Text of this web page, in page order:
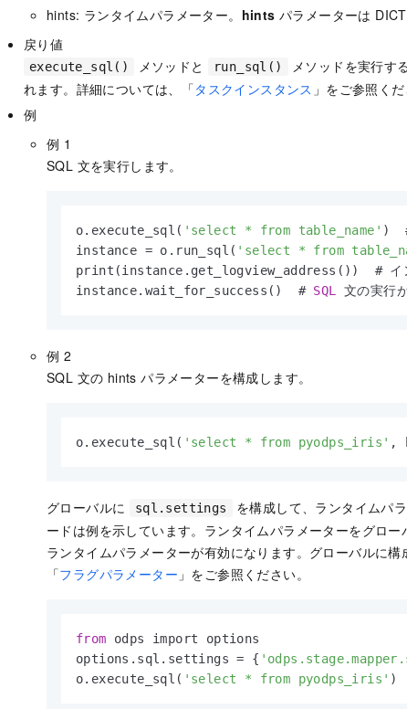
hints: ランタイムパラメーター。 hints パラメーターは DICT
戻り値
execute_sql() メソッドと run_sql()
メソッドを実行す
れます。詳細については、「タスクインスタンス 」をご参照くだ
例
例 1
SQL 文を実行します。
o.execute_sql( 'select * from table_name' )  #
instance = o.run_sql( 'select * from
print(instance.get_logview_address())  # イン
instance.wait_for_success()  # SQL 文の実行
例 2
SQL 文の hints パラメーターを構成します。
o.execute_sql( 'select * from pyodps_iris' ,
グローバルに sql.settings
を構成して、ランタイムパ
ードは例を示しています。ランタイムパラメーターをグロ
ランタイムパラメーターが有効になります。グローバルに構
「フラグパラメーター 」をご参照ください。
from odps import options
options.sql.settings = {
o.execute_sql( 'select * from pyodps_iris' )